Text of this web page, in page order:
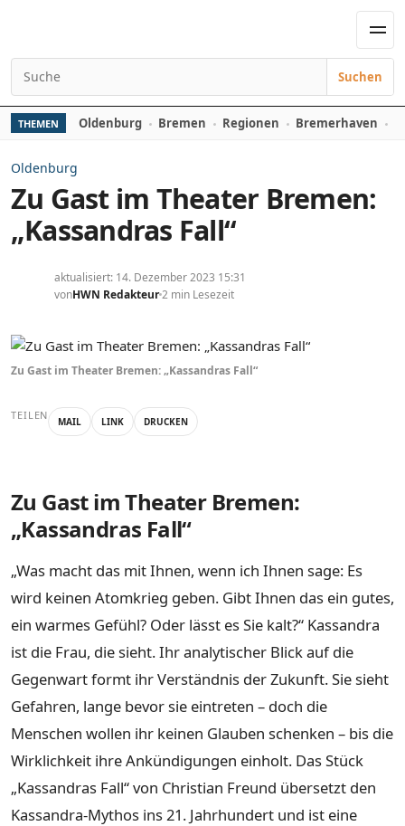
Suchen nach:
Suchen
THEMEN Oldenburg Bremen Regionen Bremerhaven
Oldenburg
Zu Gast im Theater Bremen:
„Kassandras Fall“
aktualisiert: 14. Dezember 2023 15:31
vonHWN Redakteur2 min Lesezeit
Zu Gast im Theater Bremen: „Kassandras Fall“
TEILEN MAIL LINK DRUCKEN
Zu Gast im Theater Bremen:
„Kassandras Fall“
„Was macht das mit Ihnen, wenn ich Ihnen sage: Es
wird keinen Atomkrieg geben. Gibt Ihnen das ein gutes,
ein warmes Gefühl? Oder lässt es Sie kalt?“ Kassandra
ist die Frau, die sieht. Ihr analytischer Blick auf die
Gegenwart formt ihr Verständnis der Zukunft. Sie sieht
Gefahren, lange bevor sie eintreten – doch die
Menschen wollen ihr keinen Glauben schenken – bis die
Wirklichkeit ihre Ankündigungen einholt. Das Stück
„Kassandras Fall“ von Christian Freund übersetzt den
Kassandra-Mythos ins 21. Jahrhundert und ist eine